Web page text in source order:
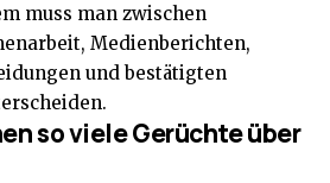
muss man zwischen
Medienberichten,
und bestätigten
so viele Gerüchte über